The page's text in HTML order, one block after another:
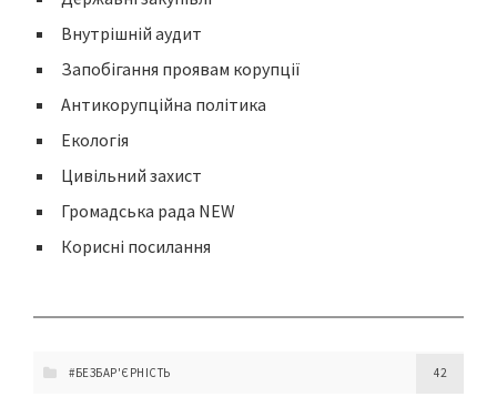
Внутрішній аудит
Запобігання проявам корупції
Антикорупційна політика
Екологія
Цивільний захист
Громадська рада NEW
Корисні посилання
#БЕЗБАР'ЄРНІСТЬ 42